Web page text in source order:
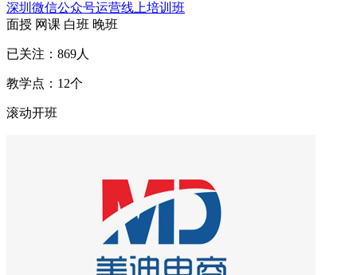
深圳微信公众号运营线上培训班
面授 网课 白班 晚班
已关注： 869人
教学点： 12个
滚动开班